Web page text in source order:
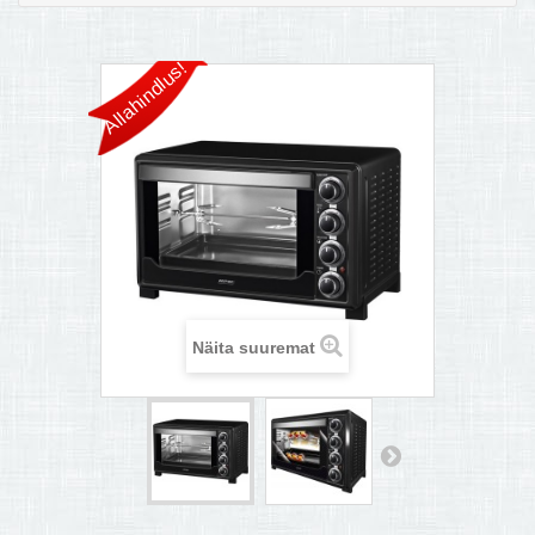
KONTAKTID JA REKVISIIDID
BOONUSPROGRAMM
TÕUKERATAD
Allahindlus!
Näita suuremat